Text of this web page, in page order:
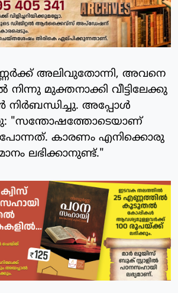
അലിവുതോന്നി, അവനെ
മുക്തനാക്കി വീട്ടിലേക്കു
നിര്‍ബന്ധിച്ചു. അപ്പോള്‍
"സന്തോഷത്തോടെയാണ്
കാരണം എനിക്കൊരു
ലഭിക്കാനുണ്ട്."